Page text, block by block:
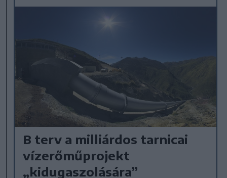
B terv a milliárdos tarnicai
vízerőműprojekt
„kidugaszolására”